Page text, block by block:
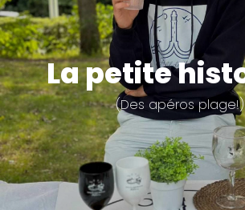
La petite
(Des apéros plage!)